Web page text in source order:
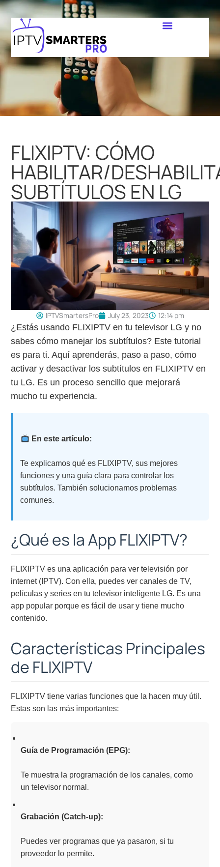
FLIXIPTV: CÓMO
HABILITAR/
SUBTÍTULOS EN LG
IPTVSmartersPro July 23, 2023 12:14 pm
¿Estás usando FLIXIPTV en tu televisor LG y no
sabes cómo manejar los subtítulos? Este tutorial
es para ti. Aquí aprenderás, paso a paso, cómo
activar y desactivar los subtítulos en FLIXIPTV en
tu LG. Es un proceso sencillo que mejorará
mucho tu experiencia.
En este artículo:
Te explicamos qué es FLIXIPTV, sus mejores
funciones y una guía clara para controlar los
subtítulos. También solucionamos problemas
comunes.
¿Qué es la App FLIXIPTV?
FLIXIPTV es una aplicación para ver televisión por
internet (IPTV). Con ella, puedes ver canales de TV,
películas y series en tu televisor inteligente LG. Es una
app popular porque es fácil de usar y tiene mucho
contenido.
Características Principales
de FLIXIPTV
FLIXIPTV tiene varias funciones que la hacen muy útil.
Estas son las más importantes:
Guía de Programación (EPG):
Te muestra la programación de los canales, como
un televisor normal.
Grabación (Catch-up):
Puedes ver programas que ya pasaron, si tu
proveedor lo permite.